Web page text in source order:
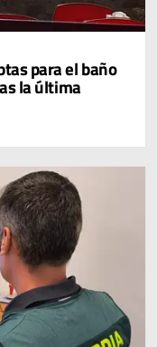
para el baño
la última